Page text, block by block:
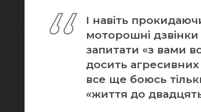
І навіть
моторошні
запитати «з вами
досить
все ще боюсь
«життя до